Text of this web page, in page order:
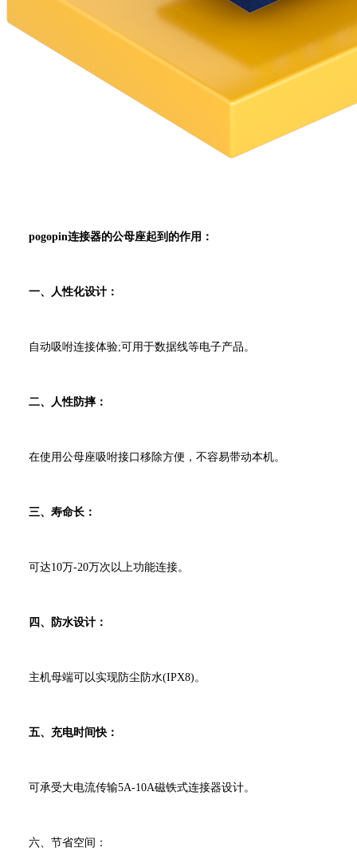
pogopin连接器的公母座起到的作用：
一、人性化设计：
自动吸咐连接体验;可用于数据线等电子产品。
二、人性防摔：
在使用公母座吸咐接口移除方便，不容易带动本机。
三、寿命长：
可达10万-20万次以上功能连接。
四、防水设计：
主机母端可以实现防尘防水(IPX8)。
五、充电时间快：
可承受大电流传输5A-10A磁铁式连接器设计。
六、节省空间：